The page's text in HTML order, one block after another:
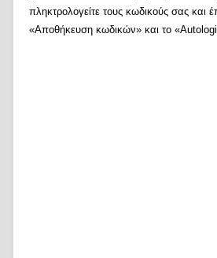
πληκτρολογείτε τους κωδικούς σας και
«Αποθήκευση κωδικών» και το